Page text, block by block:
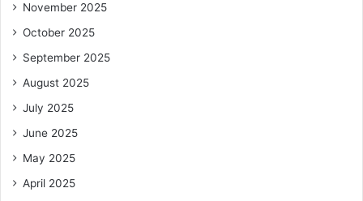
November 2025
October 2025
September 2025
August 2025
July 2025
June 2025
May 2025
April 2025